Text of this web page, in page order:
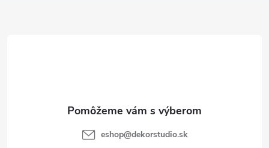
eshop@dekorstudio.sk